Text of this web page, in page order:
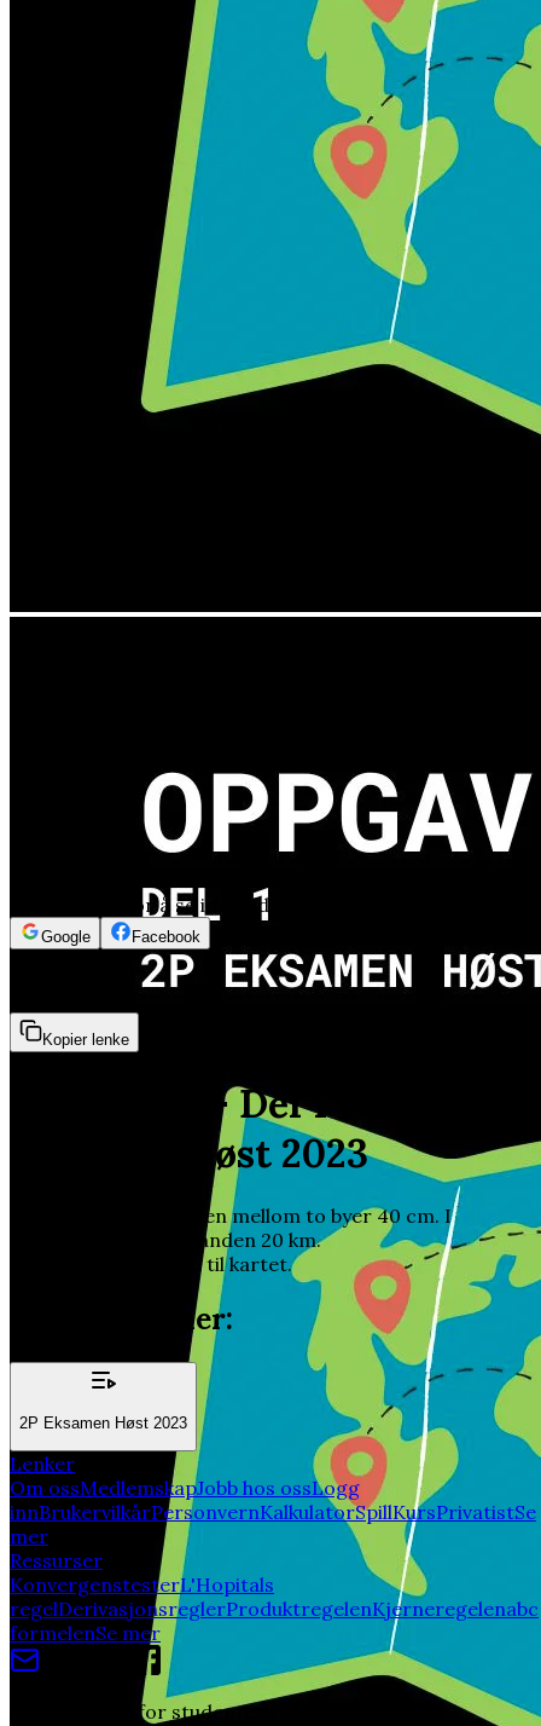
Logg inn for å se innholdet
Google Facebook
Kopier lenke
Oppgave 2 - Del 1 - 2P
Eksamen Høst 2023
På et kart er avstanden mellom to byer 40 cm. I
virkeligheten er avstanden 20 km.
Bestem målestokken til kartet.
Relatert emner:
2P Eksamen Høst 2023
Lenker
Om ossMedlemskapJobb hos ossLogg
innBrukervilkårPersonvernKalkulatorSpillKursPrivatistSe
mer
Ressurser
KonvergenstesterL'Hopitals
regelDerivasjonsreglerProduktregelenKjerneregelenabc
formelenSe mer
Av studenter, for studenter!